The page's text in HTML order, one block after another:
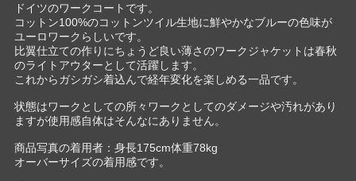
ドイツのワークコートです。
コットン100%のコットンツイル生地に鮮やかなブルーの色味が
ユーロワークらしいです。
比翼仕立ての作りにちょうど良い薄さのワークジャケットは春秋
のライトアウターとして活躍します。
これからガシガシ着込んで経年変化を楽しめる一品です。
状態はワークとしての所々ワークとしてのダメージや汚れがあり
ますが使用感自体はそんなにありません。
商品写真の着用者：身長175cm体重78kg
オーバーサイズの着用感です。